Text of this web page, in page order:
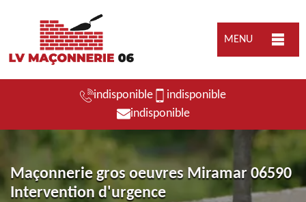
MENU
indisponible
indisponible
indisponible
Maçonnerie gros oeuvres Miramar 06590
Intervention d'urgence